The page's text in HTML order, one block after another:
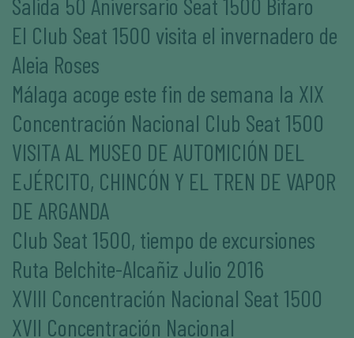
El Club Seat 1500 visita el invernadero de
Aleia Roses
Málaga acoge este fin de semana la XIX
Concentración Nacional Club Seat 1500
VISITA AL MUSEO DE AUTOMICIÓN DEL
EJÉRCITO, CHINCÓN Y EL TREN DE VAPOR
DE ARGANDA
Club Seat 1500, tiempo de excursiones
Ruta Belchite-Alcañiz Julio 2016
XVIII Concentración Nacional Seat 1500
XVII Concentración Nacional